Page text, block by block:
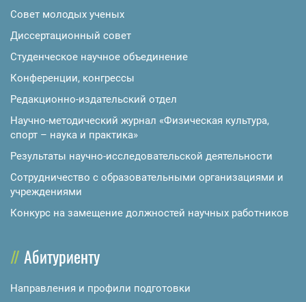
Совет молодых ученых
Диссертационный совет
Студенческое научное объединение
Конференции, конгрессы
Редакционно-издательский отдел
Научно-методический журнал «Физическая культура,
спорт – наука и практика»
Результаты научно-исследовательской деятельности
Сотрудничество с образовательными организациями и
учреждениями
Конкурс на замещение должностей научных работников
Абитуриенту
Направления и профили подготовки